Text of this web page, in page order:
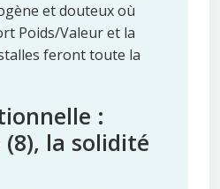
et douteux où
Poids/Valeur et la
feront toute la
:
la solidité